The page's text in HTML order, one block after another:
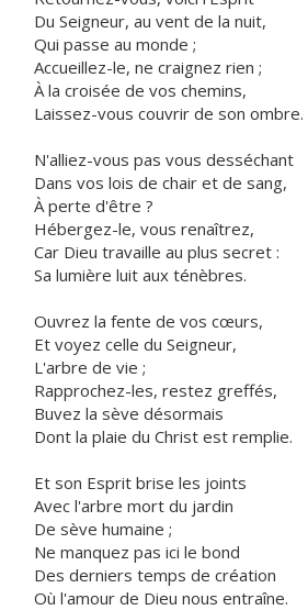
Du Seigneur, au vent de la nuit,
Qui passe au monde ;
Accueillez-le, ne craignez rien ;
À la croisée de vos chemins,
Laissez-vous couvrir de son ombre.
N'alliez-vous pas vous desséchant
Dans vos lois de chair et de sang,
À perte d'être ?
Hébergez-le, vous renaîtrez,
Car Dieu travaille au plus secret :
Sa lumière luit aux ténèbres.
Ouvrez la fente de vos cœurs,
Et voyez celle du Seigneur,
L'arbre de vie ;
Rapprochez-les, restez greffés,
Buvez la sève désormais
Dont la plaie du Christ est remplie.
Et son Esprit brise les joints
Avec l'arbre mort du jardin
De sève humaine ;
Ne manquez pas ici le bond
Des derniers temps de création
Où l'amour de Dieu nous entraîne.